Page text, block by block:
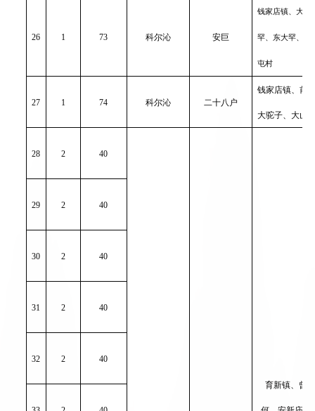
26 1 73 科尔沁 安巨
钱家店镇、大林
罕、东大罕、后
屯村
27 1 74 科尔沁 二十八户
钱家店镇、前
大驼子、大山
28 2 40
育新镇、曾
29 2 40
30 2 40
31 2 40
32 2 40